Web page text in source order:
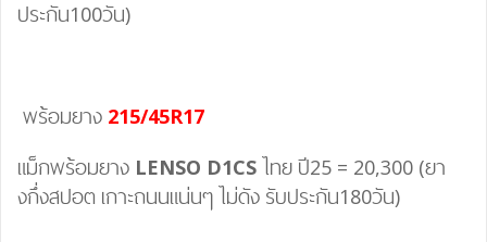
ประกัน100วัน)
พร้อมยาง 215/45R17
แม็กพร้อมยาง LENSO D1CS ไทย ปี25 = 20,300 (ยา
งกึ่งสปอต เกาะถนนแน่นๆ ไม่ดัง รับประกัน180วัน)